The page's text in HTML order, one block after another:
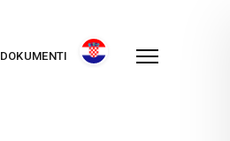
DOKUMENTI